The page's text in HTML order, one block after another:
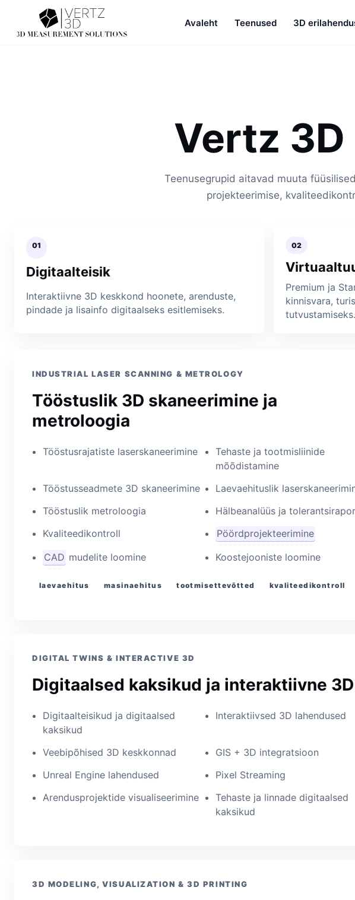
Avaleht Teenused 3D
Vertz
Teenusegrupid aitavad muuta
projekteerimise,
01
Digitaalteisik
Interaktiivne 3D keskkond hoonete, arenduste,
pindade ja lisainfo digitaalseks esitlemiseks.
02
Premium ja
kinnisvara,
tutvustamiseks.
INDUSTRIAL LASER SCANNING & METROLOGY
Tööstuslik 3D skaneerimine ja
metroloogia
Tööstusrajatiste laserskaneerimine
Tehaste ja tootmisliinide
mõõdistamine
Tööstusseadmete 3D skaneerimine
Laevaehituslik
Tööstuslik metroloogia
Hälbeanalüüs ja
Kvaliteedikontroll
Pöördprojekteerimine
CAD mudelite loomine Koostejooniste loomine
laevaehitus masinaehitus tootmisettevõtted kvaliteedikontroll
DIGITAL TWINS & INTERACTIVE 3D
Digitaalsed kaksikud ja interaktiivne 3D
Digitaalteisikud ja digitaalsed
kaksikud
Interaktiivsed 3D lahendused
Veebipõhised 3D keskkonnad
GIS + 3D integratsioon
Unreal Engine lahendused
Pixel Streaming
Arendusprojektide visualiseerimine
Tehaste ja linnade digitaalsed
kaksikud
3D MODELING, VISUALIZATION & 3D PRINTING